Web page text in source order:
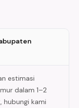
estimasi
dalam 1–2
hubungi kami